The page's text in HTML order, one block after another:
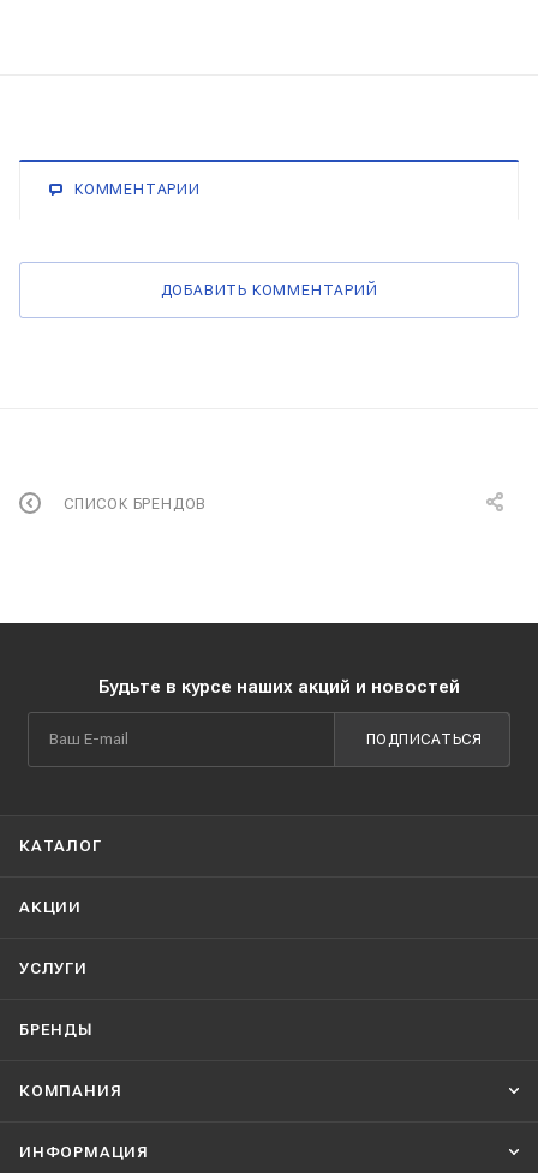
КОММЕНТАРИИ
ДОБАВИТЬ КОММЕНТАРИЙ
СПИСОК БРЕНДОВ
Будьте в курсе наших акций и новостей
ПОДПИСАТЬСЯ
КАТАЛОГ
АКЦИИ
УСЛУГИ
БРЕНДЫ
КОМПАНИЯ
ИНФОРМАЦИЯ